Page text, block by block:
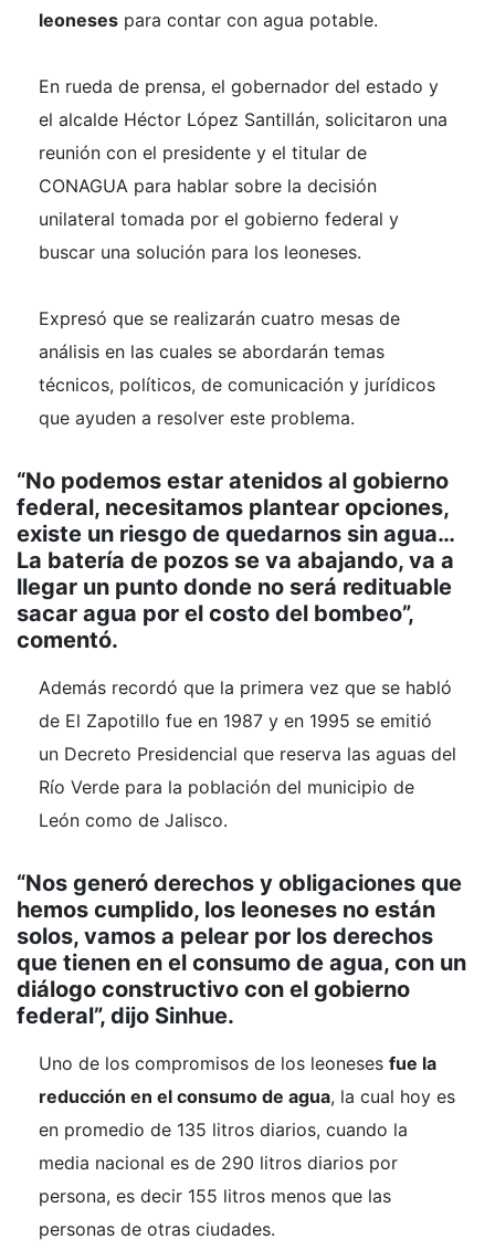
leoneses para contar con agua potable.
En rueda de prensa, el gobernador del estado y
el alcalde Héctor López Santillán, solicitaron una
reunión con el presidente y el titular de
CONAGUA para hablar sobre la decisión
unilateral tomada por el gobierno federal y
buscar una solución para los leoneses.
Expresó que se realizarán cuatro mesas de
análisis en las cuales se abordarán temas
técnicos, políticos, de comunicación y jurídicos
que ayuden a resolver este problema.
“No podemos estar atenidos al gobierno
federal, necesitamos plantear opciones,
existe un riesgo de quedarnos sin agua…
La batería de pozos se va abajando, va a
llegar un punto donde no será redituable
sacar agua por el costo del bombeo”,
comentó.
Además recordó que la primera vez que se habló
de El Zapotillo fue en 1987 y en 1995 se emitió
un Decreto Presidencial que reserva las aguas del
Río Verde para la población del municipio de
León como de Jalisco.
“Nos generó derechos y obligaciones que
hemos cumplido, los leoneses no están
solos, vamos a pelear por los derechos
que tienen en el consumo de agua, con un
diálogo constructivo con el gobierno
federal”, dijo Sinhue.
Uno de los compromisos de los leoneses fue la
reducción en el consumo de agua, la cual hoy es
en promedio de 135 litros diarios, cuando la
media nacional es de 290 litros diarios por
persona, es decir 155 litros menos que las
personas de otras ciudades.